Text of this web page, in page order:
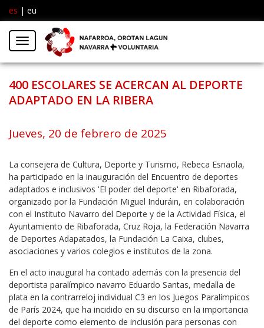
es | eu
Menú
400 ESCOLARES SE ACERCAN AL DEPORTE
ADAPTADO EN LA RIBERA
Jueves, 20 de febrero de 2025
La consejera de Cultura, Deporte y Turismo, Rebeca Esnaola,
ha participado en la inauguración del Encuentro de deportes
adaptados e inclusivos 'El poder del deporte' en Ribaforada,
organizado por la Fundación Miguel Induráin, en colaboración
con el Instituto Navarro del Deporte y de la Actividad Física, el
Ayuntamiento de Ribaforada, Cruz Roja, la Federación Navarra
de Deportes Adapatados, la Fundación La Caixa, clubes,
asociaciones y varios colegios e institutos de la zona.
En el acto inaugural ha contado además con la presencia del
deportista paralímpico navarro Eduardo Santas, medalla de
plata en la contrarreloj individual C3 en los Juegos Paralímpicos
de París 2024, que ha incidido en su discurso en la importancia
del deporte como elemento de inclusión para personas con